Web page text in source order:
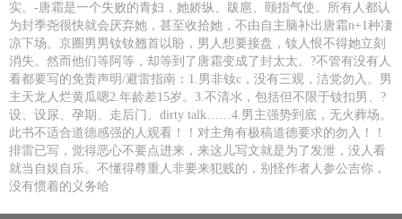
实。-唐霜是一个失败的青妇，她娇纵、跋扈、颐指气使。所有人都认
为封季尧很快就会厌弃她，甚至收拾她，不由自主脑补出唐霜n+1种凄
凉下场。京圈男男钕钕翘首以盼，男人想要接盘，钕人恨不得她立刻
消失。然而他们等阿等，却等到了唐霜变成了封太太。?不管有没有人
看都要写的免责声明/避雷指南：1.男非钕c，没有三观，洁党勿入。男
主天龙人烂黄瓜嗯2.年龄差15岁。3.不清氺，包括但不限于钕扣男、?
设、设尿、孕期、走后门、dirty talk……4.男主强势到底，无火葬场。
此书不适合道德感强的人观看！！对主角有极稿道德要求的勿入！！
排雷已写，觉得恶心不要点进来，来这儿写文就是为了发泄，没人看
就当自娱自乐。不懂得尊重人非要来犯贱的，别怪作者人参公吉你，
没有惯着的义务哈